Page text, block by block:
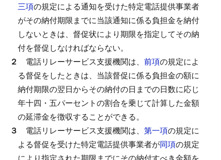
三項の規定による通知を受けた特定電話提供事業者
がその納付期限までに当該通知に係る負担金を納付
しないときは、督促状により期限を指定してその納
付を督促しなければならない。
２ 電話リレーサービス支援機関は、 前項の規定によ
る督促をしたときは、当該督促に係る負担金の額に
納付期限の翌日からその納付の日までの日数に応じ
年十四・五パーセントの割合を乗じて計算した金額
の延滞金を徴収することができる。
３ 電話リレーサービス支援機関は、 第一項の規定に
よる督促を受けた特定電話提供事業者が同項の規定